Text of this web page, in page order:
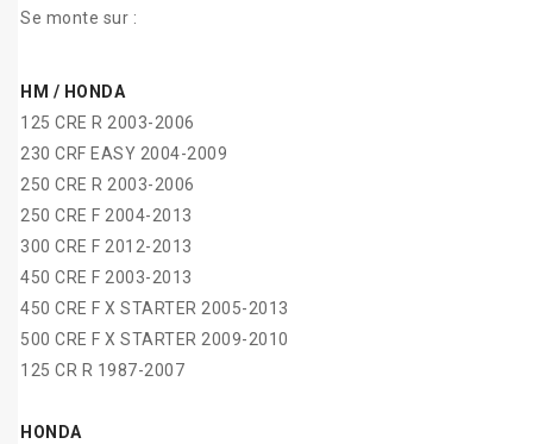
Se monte sur :
HM / HONDA
125 CRE R 2003-2006
230 CRF EASY 2004-2009
250 CRE R 2003-2006
250 CRE F 2004-2013
300 CRE F 2012-2013
450 CRE F 2003-2013
450 CRE F X STARTER 2005-2013
500 CRE F X STARTER 2009-2010
125 CR R 1987-2007
HONDA